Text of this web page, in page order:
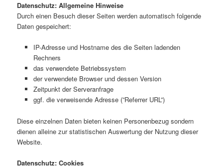
Datenschutz: Allgemeine Hinweise
Durch einen Besuch dieser Seiten werden automatisch folgende
Daten gespeichert:
IP-Adresse und Hostname des die Seiten ladenden
Rechners
das verwendete Betriebssystem
der verwendete Browser und dessen Version
Zeitpunkt der Serveranfrage
ggf. die verweisende Adresse (”Referrer URL”)
Diese einzelnen Daten bieten keinen Personenbezug sondern
dienen alleine zur statistischen Auswertung der Nutzung dieser
Website.
Datenschutz: Cookies